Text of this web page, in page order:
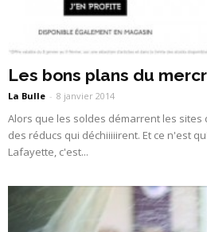
Les bons plans du
La Bulle - 8 janvier 2014
Alors que les soldes démarrent les
des réducs qui déchiiiiirent. Et ce n'est
Lafayette, c'est...